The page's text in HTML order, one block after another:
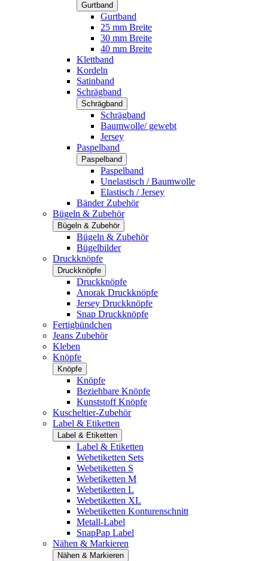
Gurtband
Gurtband
25 mm Breite
30 mm Breite
40 mm Breite
Klettband
Kordeln
Satinband
Schrägband
Schrägband
Schrägband
Baumwolle/ gewebt
Jersey
Paspelband
Paspelband
Paspelband
Unelastisch / Baumwolle
Elastisch / Jersey
Bänder Zubehör
Bügeln & Zubehör
Bügeln & Zubehör
Bügeln & Zubehör
Bügelbilder
Druckknöpfe
Druckknöpfe
Druckknöpfe
Anorak Druckknöpfe
Jersey Druckknöpfe
Snap Druckknöpfe
Fertigbündchen
Jeans Zubehör
Kleben
Knöpfe
Knöpfe
Knöpfe
Beziehbare Knöpfe
Kunststoff Knöpfe
Kuscheltier-Zubehör
Label & Etiketten
Label & Etiketten
Label & Etiketten
Webetiketten Sets
Webetiketten S
Webetiketten M
Webetiketten L
Webetiketten XL
Webetiketten Konturenschnitt
Metall-Label
SnapPap Label
Nähen & Markieren
Nähen & Markieren